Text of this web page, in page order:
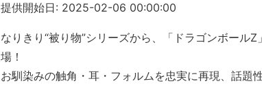
提供開始日: 2025-02-06 00:00:00
なりきり“被り物”シリーズから、「ドラゴンボール
場！
お馴染みの触角・耳・フォルムを忠実に再現、話題